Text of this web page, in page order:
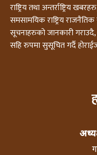
राष्ट्रिय तथा अन्तर्राष्ट्रिय
समसामयिक राष्ट्रिय
सूचनाहरुको जानकारी
सहि रुपमा सुसूचित गर्दै